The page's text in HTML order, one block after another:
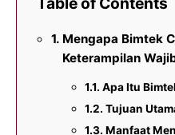
Mengapa Bimtek
Keterampilan
Apa Itu
Tujuan
Manfaat